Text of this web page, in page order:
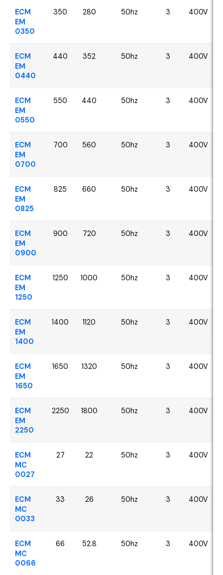
ECM
EM
0350
350 280 50hz 3 400V
ECM
EM
0440
440 352 50hz 3 400V
ECM
EM
0550
550 440 50hz 3 400V
ECM
EM
0700
700 560 50hz 3 400V
ECM
EM
0825
825 660 50hz 3 400V
ECM
EM
0900
900 720 50hz 3 400V
ECM
EM
1250
1250 1000 50hz 3 400V
ECM
EM
1400
1400 1120 50hz 3 400V
ECM
EM
1650
1650 1320 50hz 3 400V
ECM
EM
2250
2250 1800 50hz 3 400V
ECM
MC
0027
27 22 50hz 3 400V
ECM
MC
0033
33 26 50hz 3 400V
ECM
MC
0066
66 52.8 50hz 3 400V